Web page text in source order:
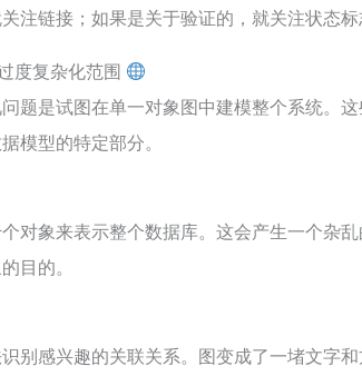
注链接；如果是关于验证的，就关注状态标
度复杂化范围
题是试图在单一对象图中建模整个系统。
模型的特定部分。
对象来表示整个数据库。这会产生一个杂
目的。
别感兴趣的关联关系。图变成了一堵文字